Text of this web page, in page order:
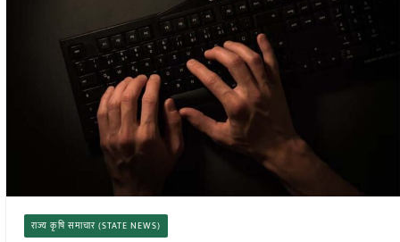
राज्य कृषि समाचार (STATE NEWS)